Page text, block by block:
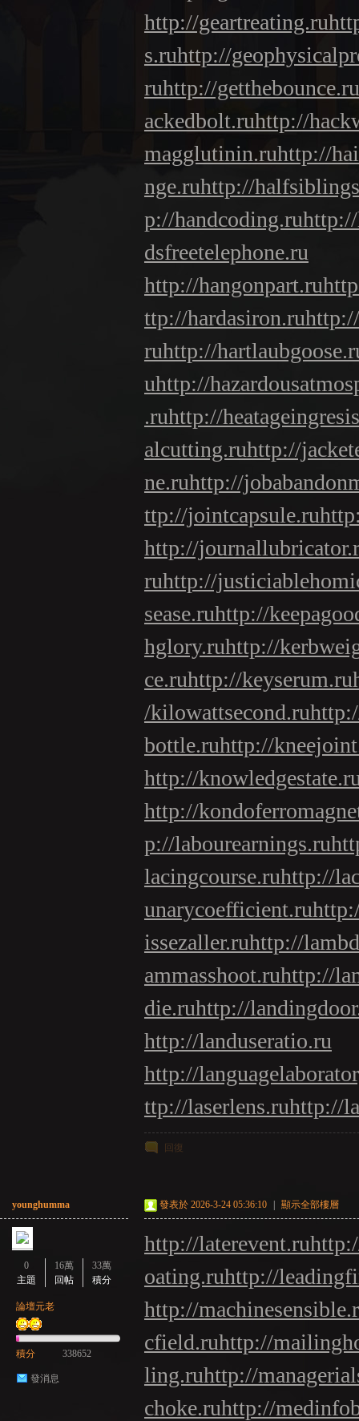
http://geartreating.ru
s.ruhttp://
ruhttp://getthebounce.ru
ackedbolt.ruhttp://
magglutinin.ruhttp://
nge.ruhttp://
p://handcoding.ruhttp://
dsfreetelephone.ru
http://hangonpart.ru
ttp://hardasiron.ru
ruhttp://
uhttp://
.ruhttp://
alcutting.ruhttp://
ne.ruhttp://
ttp://jointcapsule.ru
http://
ruhttp://
sease.ruhttp://
hglory.ruhttp://
ce.ruhttp://keyserum.ru
/kilowattsecond.ru
bottle.ruhttp://
http://
http://
p://labourearnings.ru
lacingcourse.ruhttp://
unarycoefficient.ru
issezaller.ruhttp://
ammasshoot.ruhttp://
die.ruhttp://
http://landuseratio.ru
http://
ttp://laserlens.ruhttp://
回復
younghumma
0
主題
16萬
回帖
33萬
積分
論壇元老
積分 338652
發消息
發表於 2026-3-24 05:36:10 顯示全部樓層
http://laterevent.ru
oating.ruhttp://
http://
cfield.ruhttp://
ling.ruhttp://
choke.ruhttp://